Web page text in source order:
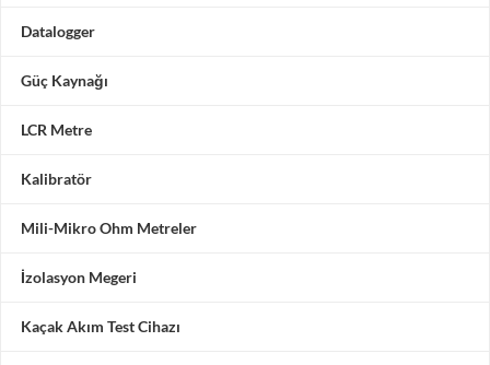
Datalogger
Güç Kaynağı
LCR Metre
Kalibratör
Mili-Mikro Ohm Metreler
İzolasyon Megeri
Kaçak Akım Test Cihazı